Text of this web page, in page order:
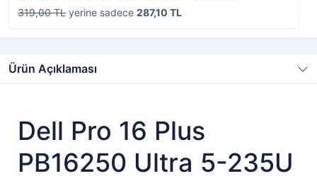
319,00 TL yerine sadece 287,10 TL
Ürün Açıklaması
Dell Pro 16 Plus
PB16250 Ultra 5-235U